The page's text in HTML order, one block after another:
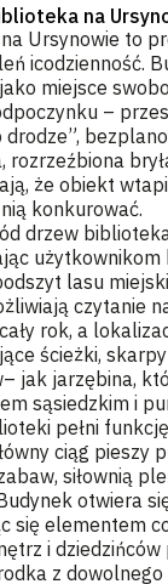
na
Ursynowie to
icodzienność.
miejsce
–
drodze”,
rozrzeźbiona
że obiekt
konkurować.
drzew
lasu
czytanie
rok, a
ścieżki,
jak jarzębina,
sąsiedzkim i
pełni
ciąg pieszy
siłownią
otwiera
się elementem
i
z